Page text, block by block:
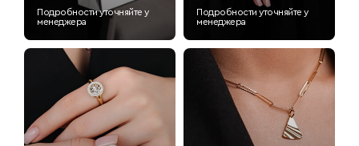
Подробности уточняйте у
менеджера
Подробности уточняйте у
менеджера